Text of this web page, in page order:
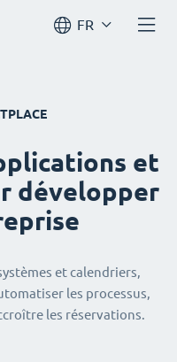
FR
et
développer
et calendriers,
les processus,
les réservations.